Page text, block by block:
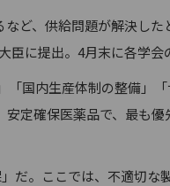
ど、供給問題が解決し
に提出。4月末に各学会
国内生産体制の整備」
定確保医薬品で、最も
。ここでは、不適切